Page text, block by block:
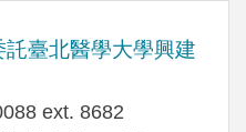
臺北醫學大學興建
ext. 8682